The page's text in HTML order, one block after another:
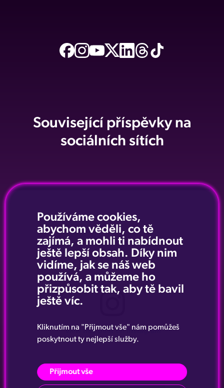
Související příspěvky na
sociálních sítích
View this post on Instagram
Používáme cookies,
abychom věděli, co tě
zajímá, a mohli ti nabídnout
ještě lepší obsah. Díky nim
vidíme, jak se náš web
používá, a můžeme ho
přizpůsobit tak, aby tě bavil
ještě víc.
Kliknutím na "Přijmout vše" nám pomůžeš
poskytnout ty nejlepší služby.
Přijmout vše